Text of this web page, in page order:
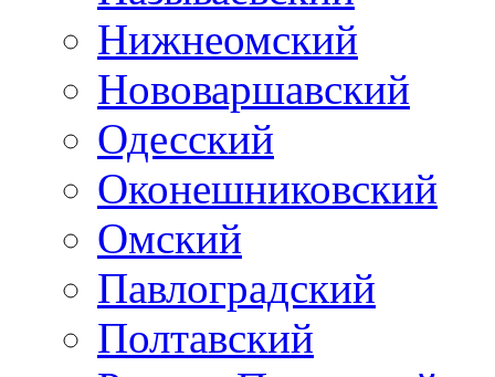
Нижнеомский
Нововаршавский
Одесский
Оконешниковский
Омский
Павлоградский
Полтавский